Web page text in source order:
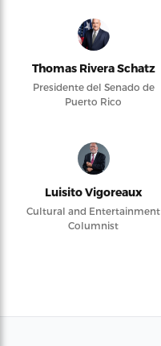
Thomas Rivera Schatz
Presidente del Senado de
Puerto Rico
Luisito Vigoreaux
Cultural and Entertainment
Columnist